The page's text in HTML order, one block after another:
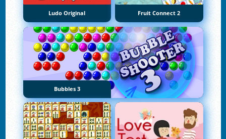
Ludo Original Fruit Connect 2
Bubbles 3